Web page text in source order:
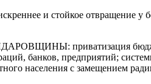
и стойкое отвращение у
приватизация
банков, предприятий;
населения с замещением